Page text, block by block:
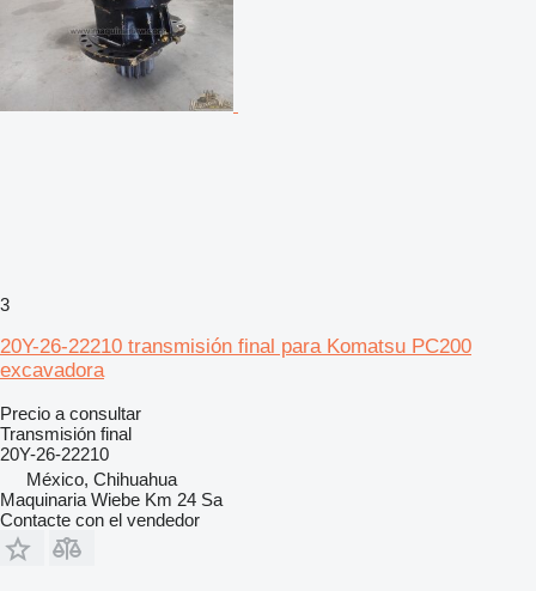
3
20Y-26-22210 transmisión final para Komatsu PC200
excavadora
Precio a consultar
Transmisión final
20Y-26-22210
México, Chihuahua
Maquinaria Wiebe Km 24 Sa
Contacte con el vendedor